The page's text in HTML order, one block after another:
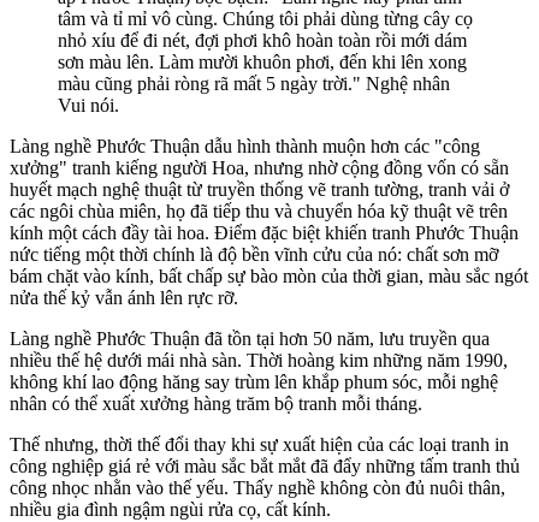
tâm và tỉ mỉ vô cùng. Chúng tôi phải dùng từng cây cọ
nhỏ xíu để đi nét, đợi phơi khô hoàn toàn rồi mới dám
sơn màu lên. Làm mười khuôn phơi, đến khi lên xong
màu cũng phải ròng rã mất 5 ngày trời." Nghệ nhân
Vui nói.
Làng nghề Phước Thuận dẫu hình thành muộn hơn các "công
xưởng" tranh kiếng người Hoa, nhưng nhờ cộng đồng vốn có sẵn
huyết mạch nghệ thuật từ truyền thống vẽ tranh tường, tranh vải ở
các ngôi chùa miên, họ đã tiếp thu và chuyển hóa kỹ thuật vẽ trên
kính một cách đầy tài hoa. Điểm đặc biệt khiến tranh Phước Thuận
nức tiếng một thời chính là độ bền vĩnh cửu của nó: chất sơn mỡ
bám chặt vào kính, bất chấp sự bào mòn của thời gian, màu sắc ngót
nửa thế kỷ vẫn ánh lên rực rỡ.
Làng nghề Phước Thuận đã tồn tại hơn 50 năm, lưu truyền qua
nhiều thế hệ dưới mái nhà sàn. Thời hoàng kim những năm 1990,
không khí lao động hăng say trùm lên khắp phum sóc, mỗi nghệ
nhân có thể xuất xưởng hàng trăm bộ tranh mỗi tháng.
Thế nhưng, thời thế đổi thay khi sự xuất hiện của các loại tranh in
công nghiệp giá rẻ với màu sắc bắt mắt đã đẩy những tấm tranh thủ
công nhọc nhằn vào thế yếu. Thấy nghề không còn đủ nuôi thân,
nhiều gia đình ngậm ngùi rửa cọ, cất kính.